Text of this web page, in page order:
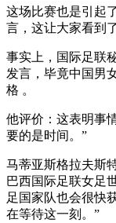
这场比赛也是引起
言，这让大家看到
事实上，国际足联
发言，毕竟中国男
格 。
他评价：这表明事
要的是时间。”
马蒂亚斯格拉夫斯
巴西国际足联女足
足国家队也会很快
在等待这一刻。”